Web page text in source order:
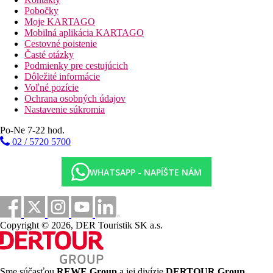
Pre náročnejších klientov sú k dispozícii Junior Suite s
výhľadom na more, ktoré majú väčší obytný priestor a pôsobia
vzdušnejšie, a ďalej Deluxe Suite s terasou a vonkajšou
masážnou vaňou, určené pre hostí vyhľadávajúcich vyššiu
úroveň súkromia a luxusu, zatiaľ čo Royal Suite predstavuje
najexkluzívnejšiu kategóriu s privátnym soláriom, jacuzzi pod
holým nebom a panoramatickým
Všetky izby sú štandardne vybavené klimatizáciou, Wi-Fi
pripojením zadarmo, satelitnou TV, minibarom, trezorom,
kúpeľňou so sprchou alebo vaňou, fénom, županom, papučami
a kvalitnou kozmetikou
Šport a zábava
Súčasťou hotela je vonkajší infinity bazén s lehátkami a
priamym výhľadom na more a tiež priamy vstup na verejnú
piesočnatú pláž, kde majú hostia k dispozícii lehátka a relaxačnú
zónu. K vybaveniu patrí aj moderné hotelové spa a wellness
centrum, ktoré zahŕňa vyhrievaný bazén, saunu, turecký kúpeľ
(hammam), vírivku a širokú ponuku masáží a kozmetických
procedúr
Stravovanie
Pobyt v hoteli je ponúkaný s raňajkami
Pobočky
Moje KARTAGO
Mobilná aplikácia KARTAGO
Cestovné poistenie
Časté otázky
Podmienky pre cestujúcich
Dôležité informácie
Voľné pozície
Ochrana osobných údajov
Nastavenie súkromia
Po-Ne 7-22 hod.
02 / 5720 5700
WHATSAPP - NAPÍŠTE NÁM
Copyright © 2026, DER Touristik SK a.s.